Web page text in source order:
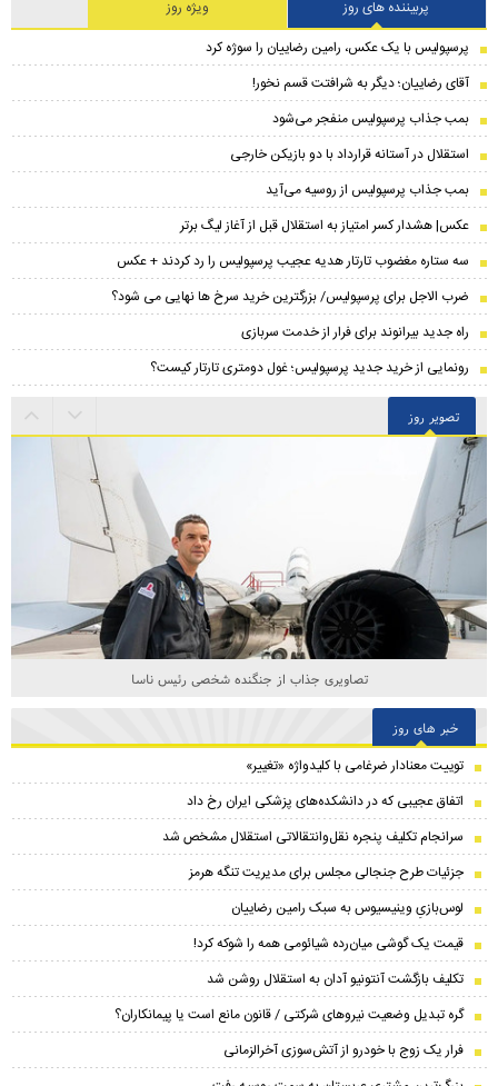
پربیننده های روز
ویژه روز
پرسپولیس با یک عکس، رامین رضاییان را سوژه کرد
آقای رضاییان؛ دیگر به شرافتت قسم نخور!
بمب جذاب پرسپولیس منفجر می‌شود
استقلال در آستانه قرارداد با دو بازیکن خارجی
بمب جذاب پرسپولیس از روسیه می‌آید
عکس| هشدار کسر امتیاز به استقلال قبل از آغاز لیگ برتر
سه ستاره مغضوب تارتار هدیه عجیب پرسپولیس را رد کردند + عکس
ضرب الاجل برای پرسپولیس/ بزرگترین خرید سرخ ها نهایی می شود؟
راه جدید بیرانوند برای فرار از خدمت سربازی
رونمایی از خرید جدید پرسپولیس؛ غول دومتری تارتار کیست؟
تصویر روز
تصاویری جذاب از جنگنده شخصی رئیس ناسا
خبر های روز
توییت معنادار ضرغامی با کلیدواژه «تغییر»
اتفاق عجیبی که در دانشکده‌های پزشکی ایران رخ داد
سرانجام تکلیف پنجره نقل‌وانتقالاتی استقلال مشخص شد
جزئیات طرح جنجالی مجلس برای مدیریت تنگه هرمز
لوس‌بازیِ وینیسیوس به سبک رامین رضاییان
قیمت یک گوشی میان‌رده شیائومی همه را شوکه کرد!
تکلیف بازگشت آنتونیو آدان به استقلال روشن شد
گره تبدیل وضعیت نیروهای شرکتی / قانون مانع است یا پیمانکاران؟
فرار یک زوج با خودرو از آتش‌سوزی آخرالزمانی